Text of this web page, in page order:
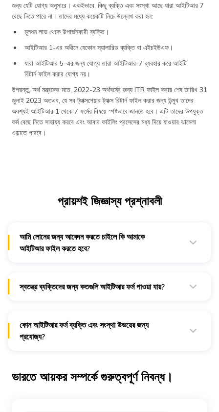
জন্য যেটি যোগ্য অনুসারে। একইভাবে, কিছু ব্যক্তি এবং সংস্থা আছে যারা আইটিআর 7
বেছে নিতে পারে না। তাদের মধ্যে কয়েকটি নিচে উল্লেখ করা হল:
মূলধন লাভ থেকে উপার্জনকারী ব্যক্তি।
আইটিআর 1-এর অধীনে যেকোন স্যালারিড ব্যক্তি বা এইচইউএফ।
যারা আইটিআর 5-এর জন্য যোগ্য তারা আইটিআর-7 ব্যবহার করে আইটি
রিটার্ন ফাইল করার যোগ্য নয়।
উপরন্তু, অর্থ মন্ত্রকের মতে, 2022-23 অর্থবর্ষের জন্য ITR ফাইল করার শেষ তারিখ 31
জুলাই 2023 অতএব, যে সব ট্যাক্সপেয়ার ট্যাক্স রিটার্ন ফাইল করার জন্য উন্মুখ তাদের
অবশ্যই আইটিআর 1 থেকে 7 ফর্মের বিষয়ে স্পষ্টভাবে জানতে হবে। এটি তাদের উপযুক্ত
ফর্ম বেছে নিতে সাহায্য করবে এবং আবার ফাইলিং প্রসেসের মধ্য দিয়ে যাওয়ার ঝামেলা
এড়াতে পারবে।
প্রায়শই জিজ্ঞাস্য প্রশ্নাবলী
আমি লোনের জন্য আবেদন করতে চাইলে কি আমাকে
আইটিআর ফাইল করতে হবে?
স্বতন্ত্র ব্যক্তিদের জন্য কতগুলি আইটিআর ফর্ম পাওয়া যায়?
কোন আইটিআর ফর্ম ব্যক্তি এবং সংস্থা উভয়ের জন্য
প্রযোজ্য?
ভারতে আয়কর সম্পর্কে গুরুত্বপূর্ণ নিবন্ধ।